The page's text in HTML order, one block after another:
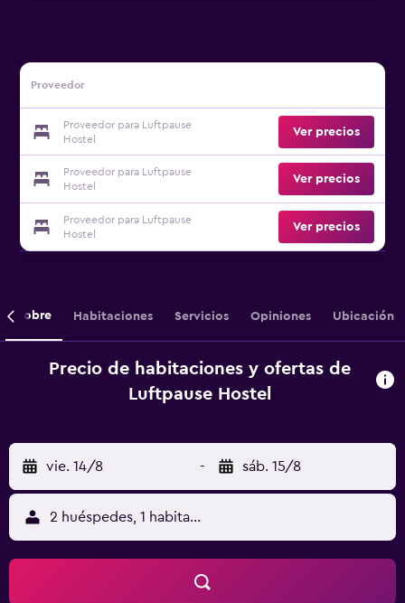
Proveedor
Proveedor para Luftpause
Hostel
Ver precios
Proveedor para Luftpause
Hostel
Ver precios
Proveedor para Luftpause
Hostel
Ver precios
Sobre Habitaciones Servicios Opiniones Ubicación
Precio de habitaciones y ofertas de
Luftpause Hostel
vie. 14/8 - sáb. 15/8
2 huéspedes, 1 habitación